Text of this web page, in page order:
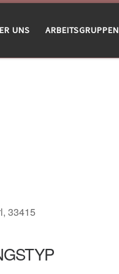
UNS ARBEITSGRUPPEN
33415